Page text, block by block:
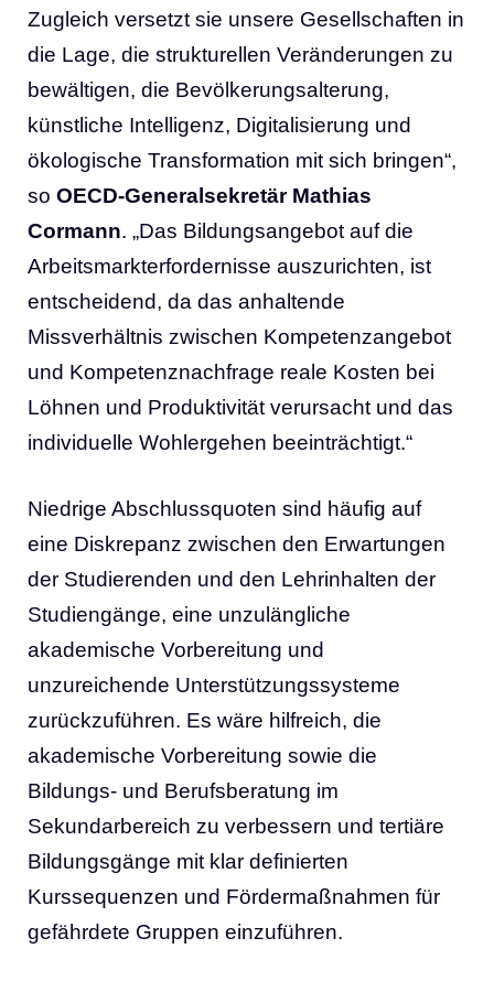
Zugleich versetzt sie unsere Gesellschaften in
die Lage, die strukturellen Veränderungen zu
bewältigen, die Bevölkerungsalterung,
künstliche Intelligenz, Digitalisierung und
ökologische Transformation mit sich bringen“,
so OECD-Generalsekretär Mathias
Cormann. „Das Bildungsangebot auf die
Arbeitsmarkterfordernisse auszurichten, ist
entscheidend, da das anhaltende
Missverhältnis zwischen Kompetenzangebot
und Kompetenznachfrage reale Kosten bei
Löhnen und Produktivität verursacht und das
individuelle Wohlergehen beeinträchtigt.“
Niedrige Abschlussquoten sind häufig auf
eine Diskrepanz zwischen den Erwartungen
der Studierenden und den Lehrinhalten der
Studiengänge, eine unzulängliche
akademische Vorbereitung und
unzureichende Unterstützungssysteme
zurückzuführen. Es wäre hilfreich, die
akademische Vorbereitung sowie die
Bildungs- und Berufsberatung im
Sekundarbereich zu verbessern und tertiäre
Bildungsgänge mit klar definierten
Kurssequenzen und Fördermaßnahmen für
gefährdete Gruppen einzuführen.